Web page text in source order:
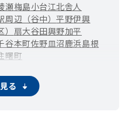
瀬梅島小台江北舎人
周辺（谷中）平野伊興
扇大谷田興野加平
谷本町佐野皿沼鹿浜島根
曙町
千住龍田町
千住宮元町
る